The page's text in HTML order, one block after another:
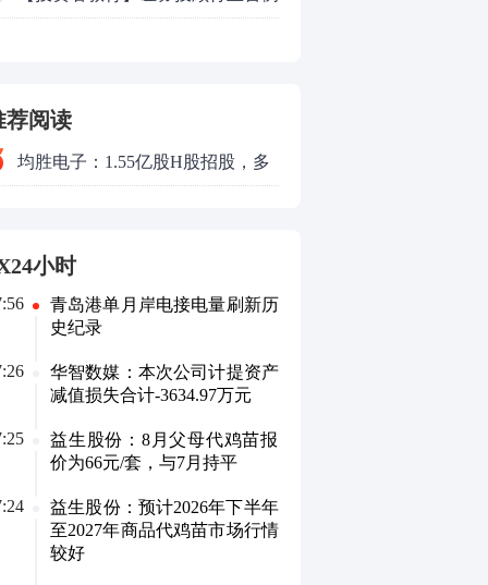
荐阅读
均胜电子：1.55亿股H股招股，多
小时
青岛港单月岸电接电量刷新历
史纪录
华智数媒：本次公司计提资产
减值损失合计-3634.97万元
益生股份：8月父母代鸡苗报
价为66元/套，与7月持平
益生股份：预计2026年下半年
至2027年商品代鸡苗市场行情
较好